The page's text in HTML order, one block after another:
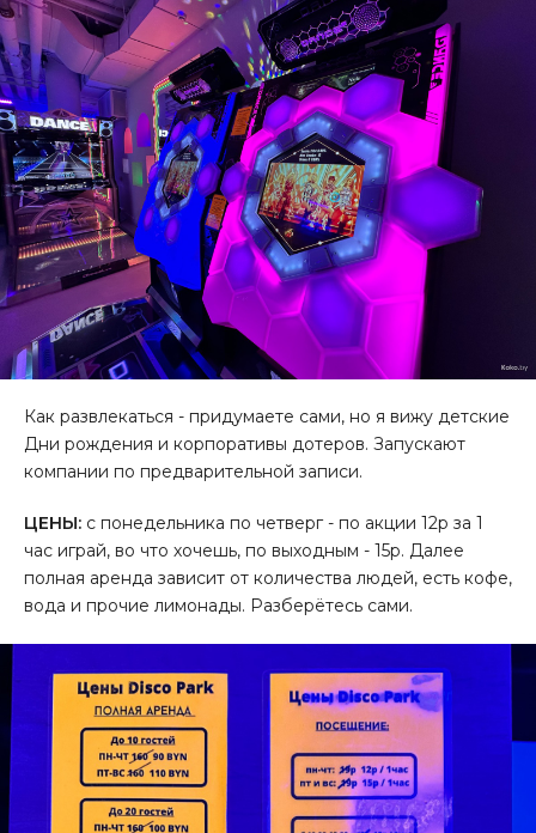
Как развлекаться - придумаете сами, но я вижу детские
Дни рождения и корпоративы дотеров. Запускают
компании по предварительной записи.
ЦЕНЫ: с понедельника по четверг - по акции 12р за 1
час играй, во что хочешь, по выходным - 15р. Далее
полная аренда зависит от количества людей, есть кофе,
вода и прочие лимонады. Разберётесь сами.